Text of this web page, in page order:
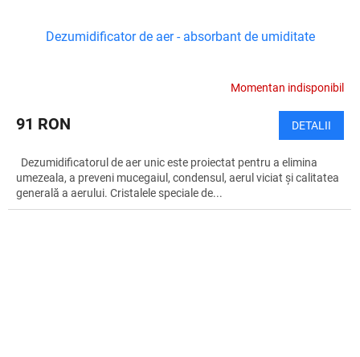
Dezumidificator de aer - absorbant de umiditate
Momentan indisponibil
91 RON DETALII
Dezumidificatorul de aer unic este proiectat pentru a elimina
umezeala, a preveni mucegaiul, condensul, aerul viciat și calitatea
generală a aerului. Cristalele speciale de...